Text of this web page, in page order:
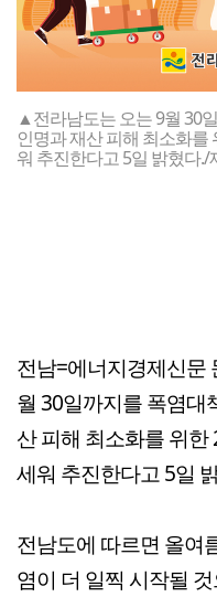
▲전라남도는 오는 9월 30
인명과 재산 피해 최소화를
워 추진한다고 5일 밝혔다
전남=에너지경제신문
월 30일까지를 폭염대
산 피해 최소화를 위
세워 추진한다고 5일
전남도에 따르면 올여
염이 더 일찍 시작될